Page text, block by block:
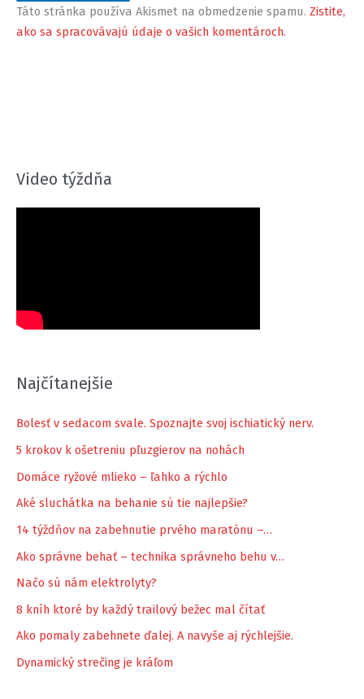
Táto stránka používa Akismet na obmedzenie spamu. Zistite,
ako sa spracovávajú údaje o vašich komentároch.
Video týždňa
Najčítanejšie
Bolesť v sedacom svale. Spoznajte svoj ischiatický nerv.
5 krokov k ošetreniu pľuzgierov na nohách
Domáce ryžové mlieko – ľahko a rýchlo
Aké sluchátka na behanie sú tie najlepšie?
14 týždňov na zabehnutie prvého maratónu –…
Ako správne behať – technika správneho behu v…
Načo sú nám elektrolyty?
8 kníh ktoré by každý trailový bežec mal čítať
Ako pomaly zabehnete ďalej. A navyše aj rýchlejšie.
Dynamický strečing je kráľom